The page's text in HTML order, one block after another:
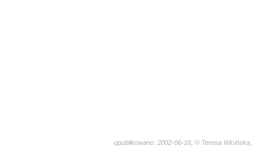
opublikowano: 2002-06-16, © Teresa Wicińska,